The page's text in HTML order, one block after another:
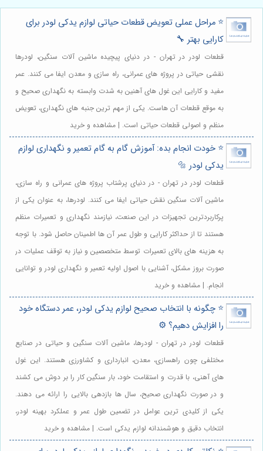
⭐️ مراحل عملی تعویض قطعات حیاتی لوازم یدکی لودر برای
کارایی بهتر 🔧
قطعات لودر در تهران - در دنیای پیچیده ماشین آلات سنگین، لودرها
نقشی حیاتی در پروژه های عمرانی، راه سازی و معدن ایفا می کنند. عمر
مفید و کارایی این غول های آهنین به شدت وابسته به نگهداری صحیح و
به موقع قطعات آن هاست. یکی از مهم ترین جنبه های نگهداری، تعویض
منظم و اصولی قطعات حیاتی است. | مشاهده و خرید
⭐️ خودت انجام بده: آموزش گام به گام تعمیر و نگهداری لوازم
یدکی لودر 🔩
قطعات لودر در تهران - در دنیای پرشتاب پروژه های عمرانی و راه سازی،
ماشین آلات سنگین نقش حیاتی ایفا می کنند. لودرها، به عنوان یکی از
پرکاربردترین تجهیزات در این صنعت، نیازمند نگهداری و تعمیرات منظم
هستند تا از حداکثر کارایی و طول عمر آن ها اطمینان حاصل شود. با توجه
به هزینه های بالای تعمیرات توسط متخصصین و نیاز به توقف عملیات در
صورت بروز مشکل، آشنایی با اصول اولیه تعمیر و نگهداری لودر و توانایی
انجام. | مشاهده و خرید
⭐️ چگونه با انتخاب صحیح لوازم یدکی لودر، عمر دستگاه خود
را افزایش دهیم؟ ⚙️
قطعات لودر در تهران - لودرها، ماشین آلات سنگین و حیاتی در صنایع
مختلفی چون راهسازی، معدن، انبارداری و کشاورزی هستند. این غول
های آهنی، با قدرت و استقامت خود، بار سنگین کار را بر دوش می کشند
و در صورت نگهداری صحیح، سال ها بازدهی بالایی را ارائه می دهند.
یکی از کلیدی ترین عوامل در تضمین طول عمر و عملکرد بهینه لودر،
انتخاب دقیق و هوشمندانه لوازم یدکی است. | مشاهده و خرید